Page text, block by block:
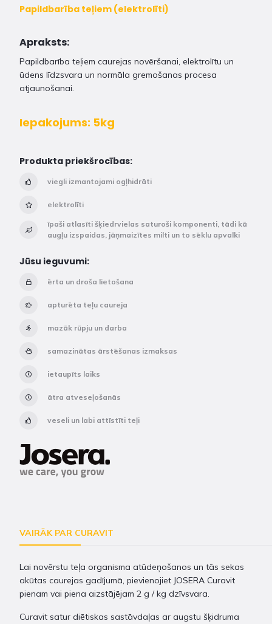
Papildbarība teļiem (elektrolīti)
Apraksts:
Papildbarība teļiem caurejas novēršanai, elektrolītu un
ūdens līdzsvara un normāla gremošanas procesa
atjaunošanai.
Iepakojums: 5kg
Produkta priekšrocības:
viegli izmantojami ogļhidrāti
elektrolīti
īpaši atlasīti šķiedrvielas saturoši komponenti, tādi kā
augļu izspaidas, jāņmaizītes milti un to sēklu apvalki
Jūsu ieguvumi:
ērta un droša lietošana
apturēta teļu caureja
mazāk rūpju un darba
samazinātas ārstēšanas izmaksas
ietaupīts laiks
ātra atveseļošanās
veseli un labi attīstīti teļi
VAIRĀK PAR CURAVIT
Lai novērstu teļa organisma atūdeņošanos un tās sekas
akūtas caurejas gadījumā, pievienojiet JOSERA Curavit
pienam vai piena aizstājējam 2 g / kg dzīvsvara.
Curavit satur diētiskas sastāvdaļas ar augstu šķidruma